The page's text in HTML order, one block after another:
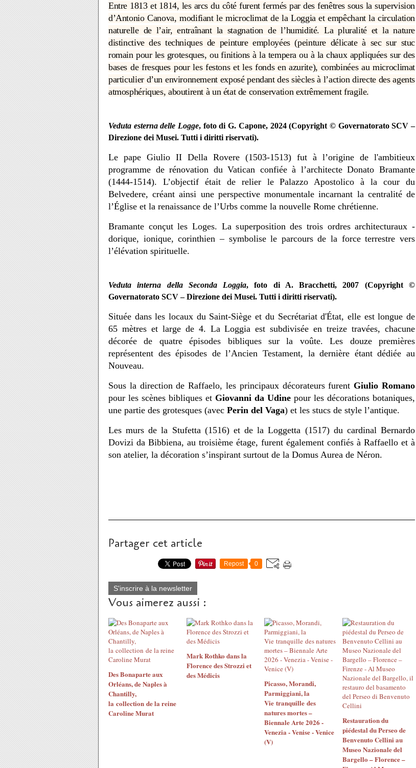
Entre 1813 et 1814, les arcs du côté furent fermés par des fenêtres sous la supervision
d’Antonio Canova, modifiant le microclimat de la Loggia et empêchant la circulation
naturelle de l’air, entraînant la stagnation de l’humidité. La pluralité et la nature
distinctive des techniques de peinture employées (peinture délicate à sec sur stuc
romain pour les grotesques, ou finitions à la tempera ou à la chaux appliquées sur des
bases de fresques pour les festons et les fonds en azurite), combinées au microclimat
particulier d’un environnement exposé pendant des siècles à l’action directe des agents
atmosphériques, aboutirent à un état de conservation extrêmement fragile.
Veduta esterna delle Logge, foto di G. Capone, 2024 (Copyright © Governatorato SCV –
Direzione dei Musei. Tutti i diritti riservati).
Le pape Giulio II Della Rovere (1503-1513) fut à l’origine de l'ambitieux
programme de rénovation du Vatican confiée à l’architecte Donato Bramante
(1444-1514). L’objectif était de relier le Palazzo Apostolico à la cour du
Belvedere, créant ainsi une perspective monumentale incarnant la centralité de
l’Église et la renaissance de l’Urbs comme la nouvelle Rome chrétienne.
Bramante conçut les Loges. La superposition des trois ordres architecturaux -
dorique, ionique, corinthien – symbolise le parcours de la force terrestre vers
l’élévation spirituelle.
Veduta interna della Seconda Loggia, foto di A. Bracchetti, 2007 (Copyright ©
Governatorato SCV – Direzione dei Musei. Tutti i diritti riservati).
Située dans les locaux du Saint-Siège et du Secrétariat d'État, elle est longue de
65 mètres et large de 4. La Loggia est subdivisée en treize travées, chacune
décorée de quatre épisodes bibliques sur la voûte. Les douze premières
représentent des épisodes de l’Ancien Testament, la dernière étant dédiée au
Nouveau.
Sous la direction de Raffaelo, les principaux décorateurs furent Giulio Romano
pour les scènes bibliques et Giovanni da Udine pour les décorations botaniques,
une partie des grotesques (avec Perin del Vaga) et les stucs de style l’antique.
Les murs de la Stufetta (1516) et de la Loggetta (1517) du cardinal Bernardo
Dovizi da Bibbiena, au troisième étage, furent également confiés à Raffaello et à
son atelier, la décoration s’inspirant surtout de la Domus Aurea de Néron.
Partager cet article
Repost 0
S'inscrire à la newsletter
Vous aimerez aussi :
Des Bonaparte aux
Orléans, de Naples à
Chantilly,
la collection de la reine
Caroline Murat
​​​​​​​Mark Rothko dans la
Florence des Strozzi et
des Médicis
Picasso, Morandi,
Parmiggiani, la
Vie tranquille des
natures mortes –
Biennale Arte 2026 -
Venezia - Venise - Venice
(V)
Restauration du
piédestal du Perseo de
Benvenuto Cellini au
Museo Nazionale del
Bargello – Florence –